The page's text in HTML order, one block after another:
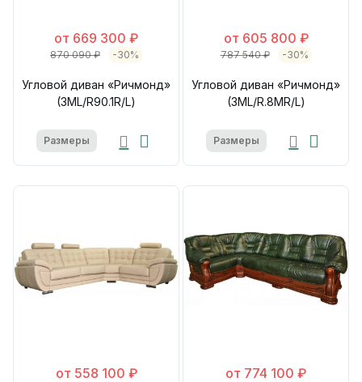
от 669 300 ₽
870 090 ₽ -30%
Угловой диван «Ричмонд»
(3ML/R90.1R/L)
Размеры
от 605 800 ₽
787 540 ₽ -30%
Угловой диван «Ричмонд»
(3ML/R.8МR/L)
Размеры
от 558 100 ₽ от 774 100 ₽